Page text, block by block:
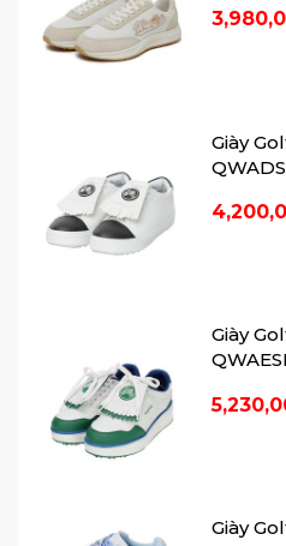
đây là đôigiày golf
Lynx.
Giày
Giày
Giày